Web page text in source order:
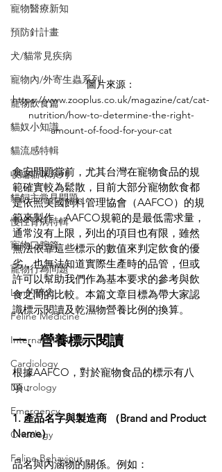
寵物醫療新知
預防針計畫
犬/貓常見疾病
寵物內/外寄生蟲系列
寵物飲食篇
貓奴小知識
貓流感特輯
收編貓咪系列
貓飼主常見問題
慢性腎病特輯
寵物口腔篇
寵物行為問題
Lan的碎念
Feline Medicine
Internal Medicine
Cardiology
Neurology
Emergency
Oncology
Feline Behaviour
圖片來源：
https://www.zooplus.co.uk/magazine/cat/cat-
nutrition/how-to-determine-the-right-
amount-of-food-for-your-cat
食安問題當前，尤其台灣在寵物食品的規
範確實較為鬆散，目前大部分寵物飲食都
是依照美國飼料管理協會（AAFCO）的規
範來製作，AAFCO規範的是最低需求量，
通常沒有上限，列出的項目也有限，雖然
無法依靠這些標示的數值來判定飲食的優
劣，也無法知道實際生產時的品管，但或
許可以幫助我們作為基本要求的參考與飲
食之間的比較。本篇文章目標為帶大家認
識標示閱讀及乾濕物營養比例的換算。
一、營養標示閱讀
根據AAFCO，對於寵物食品的標示有八
項：
1. 產品名字與製造商 （Brand and Product
Name）
品名與內涵物的關係。例如：